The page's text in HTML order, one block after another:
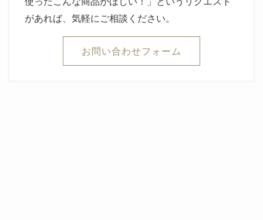
があれば、気軽にご相談ください。
お問い合わせフォーム